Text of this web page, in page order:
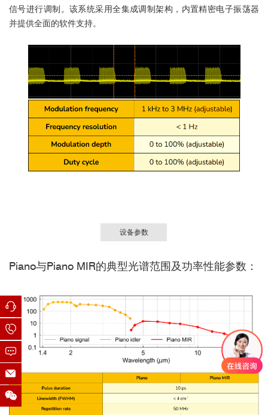
信号进行调制。该系统采用全集成调制架构，内置精密电子振荡器
并提供全面的软件支持。
设备参数
Piano与Piano MIR的典型光谱范围及功率性能参数：